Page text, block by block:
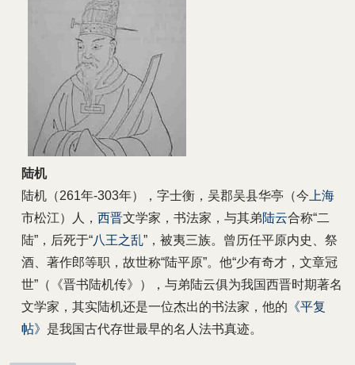
陆机
陆机（261年-303年），字士衡，吴郡吴县华亭（今 上海
市松江）人， 西晋文学家，书法家，与其弟陆云合称“二
陆”，后死于“八王之乱”，被夷三族。曾历任平原内史、祭
酒、著作郎等职，故世称“陆平原”。他“少有奇才，文章冠
世”（《晋书陆机传》），与弟陆云俱为我国西晋时期著名
文学家，其实陆机还是一位杰出的书法家，他的 《平复
帖》 是我国古代存世最早的名人法书真迹。